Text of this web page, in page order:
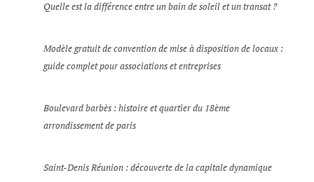
Quelle est la différence entre un bain de soleil et un transat ?
Modèle gratuit de convention de mise à disposition de locaux :
guide complet pour associations et entreprises
Boulevard barbès : histoire et quartier du 18ème
arrondissement de paris
Saint-Denis Réunion : découverte de la capitale dynamique